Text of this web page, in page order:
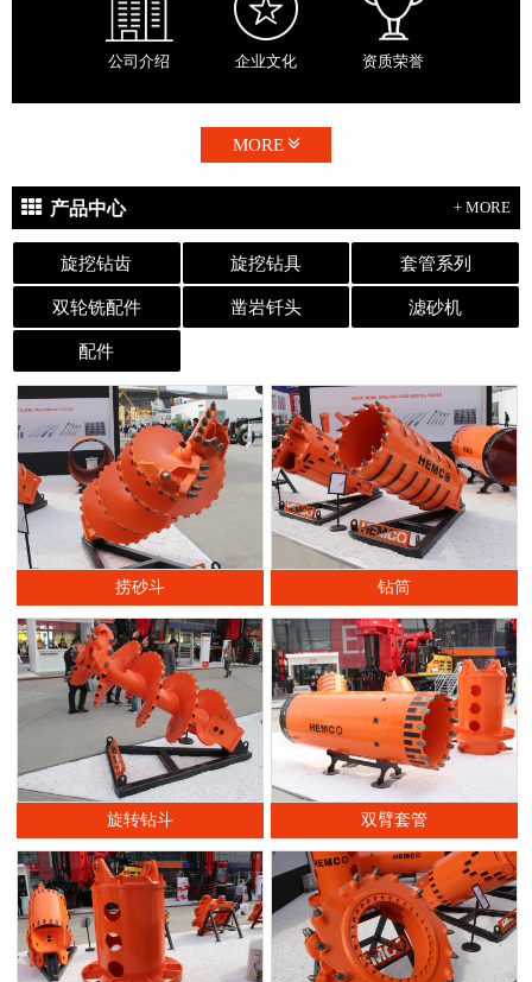
公司介绍 企业文化 资质荣誉
MORE
产品中心 + MORE
旋挖钻齿 旋挖钻具 套管系列
双轮铣配件 凿岩钎头 滤砂机
配件
捞砂斗 钻筒
旋转钻斗 双臂套管